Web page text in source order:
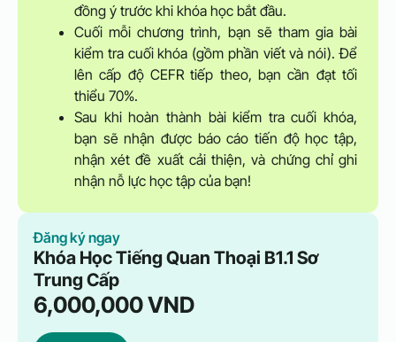
đồng ý trước khi khóa học bắt đầu.
Cuối mỗi chương trình, bạn sẽ tham gia bài
kiểm tra cuối khóa (gồm phần viết và nói). Để
lên cấp độ CEFR tiếp theo, bạn cần đạt tối
thiểu 70%.
Sau khi hoàn thành bài kiểm tra cuối khóa,
bạn sẽ nhận được báo cáo tiến độ học tập,
nhận xét đề xuất cải thiện, và chứng chỉ ghi
nhận nỗ lực học tập của bạn!
Đăng ký ngay
Khóa Học Tiếng Quan Thoại B1.1 Sơ
Trung Cấp
6,000,000VND